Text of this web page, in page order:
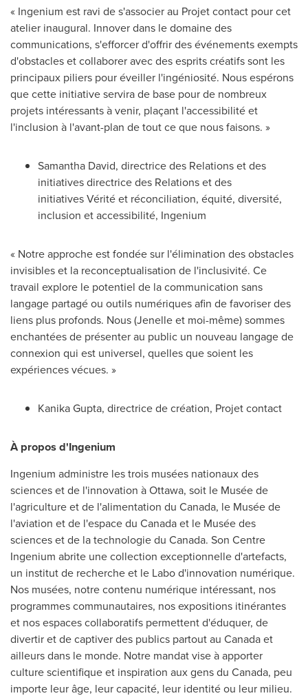
« Ingenium est ravi de s'associer au Projet contact pour cet
atelier inaugural. Innover dans le domaine des
communications, s'efforcer d'offrir des événements exempts
d'obstacles et collaborer avec des esprits créatifs sont les
principaux piliers pour éveiller l'ingéniosité. Nous espérons
que cette initiative servira de base pour de nombreux
projets intéressants à venir, plaçant l'accessibilité et
l'inclusion à l'avant-plan de tout ce que nous faisons. »
Samantha David, directrice des Relations et des
initiatives directrice des Relations et des
initiatives Vérité et réconciliation, équité, diversité,
inclusion et accessibilité, Ingenium
« Notre approche est fondée sur l'élimination des obstacles
invisibles et la reconceptualisation de l'inclusivité. Ce
travail explore le potentiel de la communication sans
langage partagé ou outils numériques afin de favoriser des
liens plus profonds. Nous (Jenelle et moi-même) sommes
enchantées de présenter au public un nouveau langage de
connexion qui est universel, quelles que soient les
expériences vécues. »
Kanika Gupta, directrice de création, Projet contact
À propos d'Ingenium
Ingenium administre les trois musées nationaux des
sciences et de l'innovation àOttawa, soit le Musée de
l'agriculture et de l'alimentation du Canada, le Musée de
l'aviation et de l'espace du Canadaet le Musée des
sciences et de la technologie du Canada. Son Centre
Ingenium abrite une collection exceptionnelle d'artefacts,
un institut de recherche et le Labo d'innovation numérique.
Nos musées, notre contenu numérique intéressant, nos
programmes communautaires, nos expositions itinérantes
et nos espaces collaboratifs permettent d'éduquer, de
divertir et de captiver des publics partout au Canadaet
ailleurs dans le monde. Notre mandat vise à apporter
culture scientifique et inspiration aux gens du Canada, peu
importe leur âge, leur capacité, leur identité ou leur milieu.